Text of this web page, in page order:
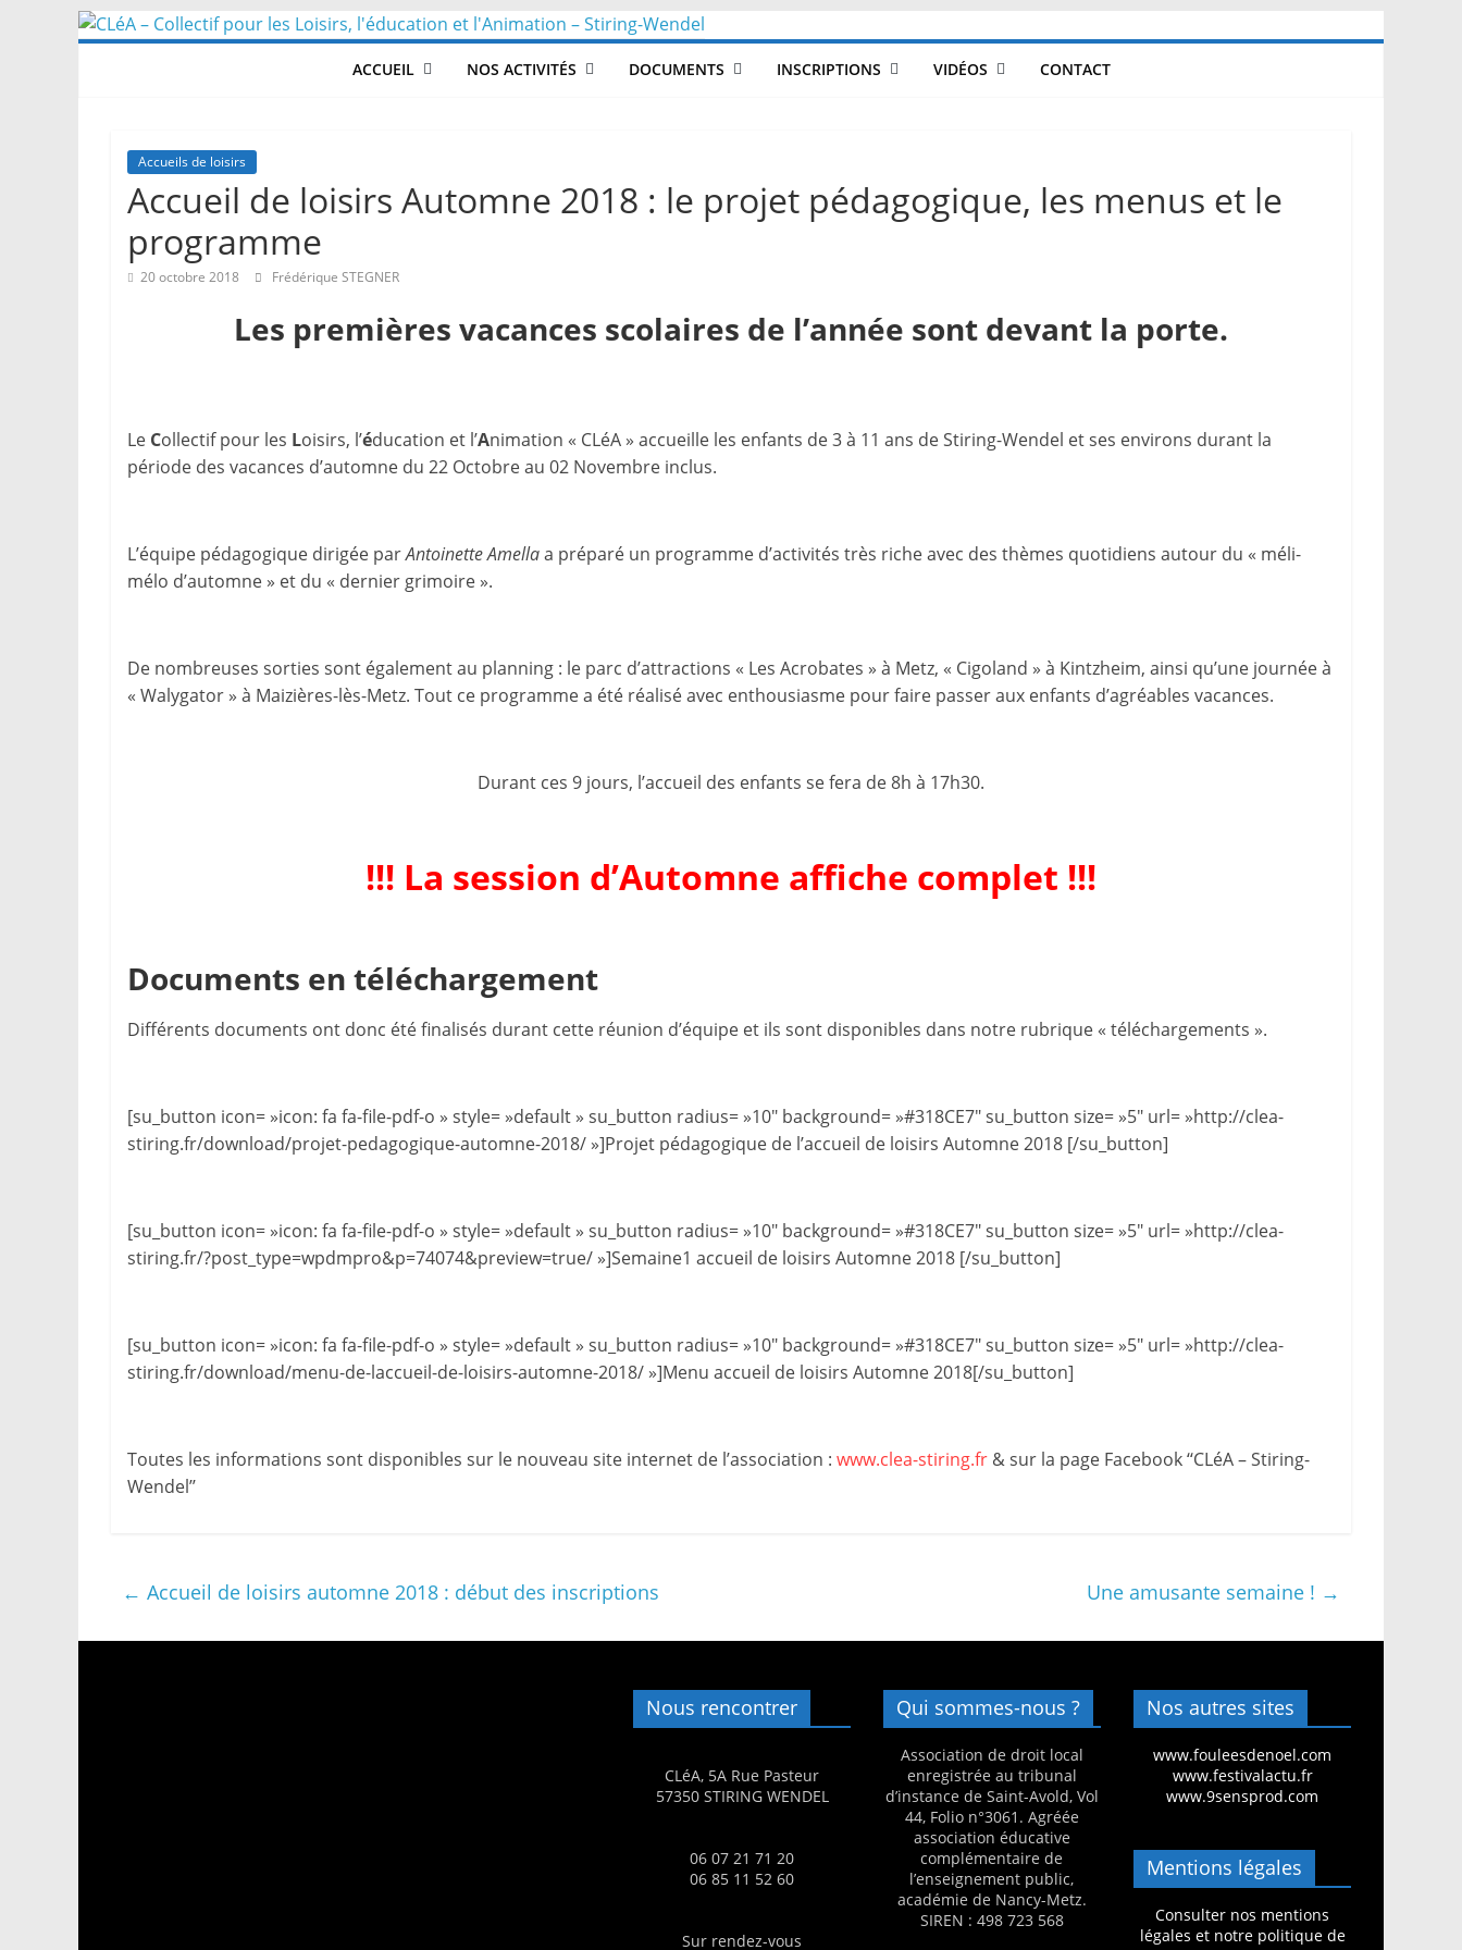
Skip
to
CLéA
Collectif
l'éducation
l'Animation
Stiring-
Wendel
i
s
,
u
c
i
o
i
o
n
ACCUEIL NOS ACTIVITÉS DOCUMENTS INSCRIPTIONS VIDÉOS CONTACT
Accueils de loisirs
Accueil de loisirs Automne 2018 : le projet pédagogique, les menus et le
programme
20 octobre 2018 Frédérique STEGNER
Les premières vacances scolaires de l’année sont devant la porte.
Le Collectif pour les Loisirs, l’éducation et l’Animation « CLéA » accueille les enfants de 3 à 11 ans de Stiring-Wendel et ses environs durant la
période des vacances d’automne du 22 Octobre au 02 Novembre inclus.
L’équipe pédagogique dirigée parAntoinette Amellaa préparé un programme d’activités très riche avec des thèmes quotidiens autour du « méli-
mélo d’automne » et du « dernier grimoire ».
De nombreuses sorties sont également au planning : le parc d’attractions « Les Acrobates » à Metz, « Cigoland » à Kintzheim, ainsi qu’une journée à
« Walygator » à Maizières-lès-Metz. Tout ce programme a été réalisé avec enthousiasme pour faire passer aux enfants d’agréables vacances.
Durant ces 9 jours, l’accueil des enfants se fera de 8h à 17h30.
!!! La session d’Automne affiche complet !!!
Documents en téléchargement
Différents documents ont donc été finalisés durant cette réunion d’équipe et ils sont disponibles dans notre rubrique « téléchargements ».
[su_button icon= »icon: fa fa-file-pdf-o » style= »default » su_button radius= »10″ background= »#318CE7″ su_button size= »5″ url= »http://clea-
stiring.fr/download/projet-pedagogique-automne-2018/ »]Projet pédagogique de l’accueil de loisirs Automne 2018 [/su_button]
[su_button icon= »icon: fa fa-file-pdf-o » style= »default » su_button radius= »10″ background= »#318CE7″ su_button size= »5″ url= »http://clea-
stiring.fr/?post_type=wpdmpro&p=74074&preview=true/ »]Semaine1 accueil de loisirs Automne 2018 [/su_button]
[su_button icon= »icon: fa fa-file-pdf-o » style= »default » su_button radius= »10″ background= »#318CE7″ su_button size= »5″ url= »http://clea-
stiring.fr/download/menu-de-laccueil-de-loisirs-automne-2018/ »]Menu accueil de loisirs Automne 2018[/su_button]
Toutes les informations sont disponibles sur le nouveau site internet de l’association : www.clea-stiring.fr & sur la page Facebook ‘‘CLéA – Stiring-
Wendel’’
← Accueil de loisirs automne 2018 : début des inscriptions Une amusante semaine ! →
Nous rencontrer
CLéA, 5A Rue Pasteur
57350 STIRING WENDEL
06 07 21 71 20
06 85 11 52 60
Sur rendez-vous
Qui sommes-nous ?
Association de droit local
enregistrée au tribunal
d’instance de Saint-Avold, Vol
44, Folio n°3061. Agréée
association éducative
complémentaire de
l’enseignement public,
académie de Nancy-Metz.
SIREN : 498 723 568
Nos autres sites
www.fouleesdenoel.com
www.festivalactu.fr
www.9sensprod.com
Mentions légales
Consulter nos mentions
légales et notre politique de